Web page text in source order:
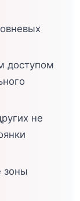
доступом
не
зоны